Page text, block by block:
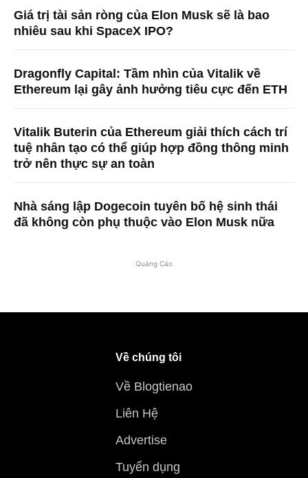
Giá trị tài sản ròng của Elon Musk sẽ là bao
nhiêu sau khi SpaceX IPO?
Dragonfly Capital: Tầm nhìn của Vitalik về
Ethereum lại gây ảnh hưởng tiêu cực đến ETH
Vitalik Buterin của Ethereum giải thích cách trí
tuệ nhân tạo có thể giúp hợp đồng thông minh
trở nên thực sự an toàn
Nhà sáng lập Dogecoin tuyên bố hệ sinh thái
đã không còn phụ thuộc vào Elon Musk nữa
Quảng Cáo
Về chúng tôi
Về Blogtienao
Liên Hệ
Advertise
Tuyển dụng